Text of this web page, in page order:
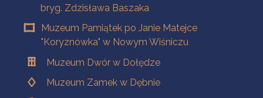
bryg. Zdzisława Baszaka
Muzeum Pamiątek po Janie Matejce
"Koryznówka" w Nowym Wiśniczu
Muzeum Dwór w Dołędze
Muzeum Zamek w Dębnie